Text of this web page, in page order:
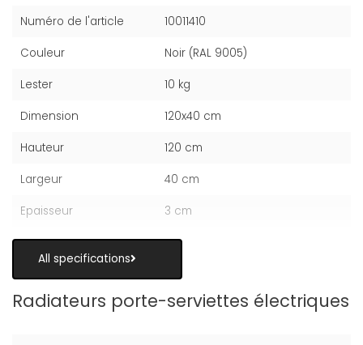
Numéro de l'article 10011410
Couleur Noir (RAL 9005)
Lester 10 kg
Dimension 120x40 cm
Hauteur 120 cm
Largeur 40 cm
Epaisseur 3 cm
All specifications
Radiateurs porte-serviettes électriques